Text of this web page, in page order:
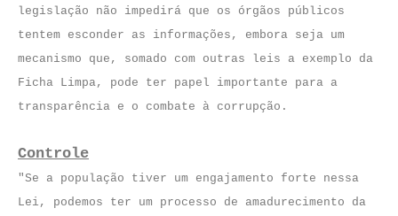
legislação não impedirá que os órgãos públicos
tentem esconder as informações, embora seja um
mecanismo que, somado com outras leis a exemplo da
Ficha Limpa, pode ter papel importante para a
transparência e o combate à corrupção.
Controle
"Se a população tiver um engajamento forte nessa
Lei, podemos ter um processo de amadurecimento da